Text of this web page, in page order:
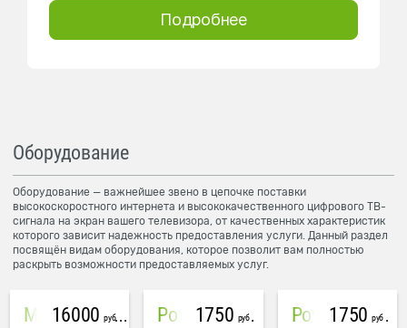
Подробнее
Оборудование
Оборудование — важнейшее звено в цепочке поставки
высокоскоростного интернета и высококачественного цифрового ТВ-
сигнала на экран вашего телевизора, от качественных характеристик
которого зависит надежность предоставления услуги. Данный раздел
посвящён видам оборудования, которое позволит вам полностью
раскрыть возможности предоставляемых услуг.
Mesh система TP-Link Deco M4 (3 устройства)
16000 руб PowerLine Tenda PH6
1750 руб PowerLine TP-Link AV600
1750 руб